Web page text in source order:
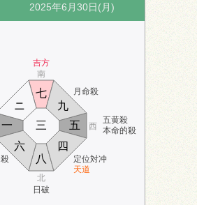
2025年6月30日(月)
吉方
月命殺
五黄殺
本命的殺
日破
定位対冲
天道
南
北
西
八
九
一
ニ
三
四
五
六
七